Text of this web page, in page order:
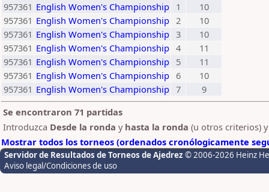
957361 English Women's Championship 1
10
957361 English Women's Championship 2
10
957361 English Women's Championship 3
10
957361 English Women's Championship 4
11
957361 English Women's Championship 5
11
957361 English Women's Championship 6
10
957361 English Women's Championship 7
9
Se encontraron 71 partidas
Introduzca Desde la ronda y hasta la ronda (u otros criterios)
Mostrar todos los torneos (ordenados cronólogicamente
Servidor de Resultados de Torneos de Ajedrez © 2006-2026 Heinz
Aviso legal/Condiciones de uso